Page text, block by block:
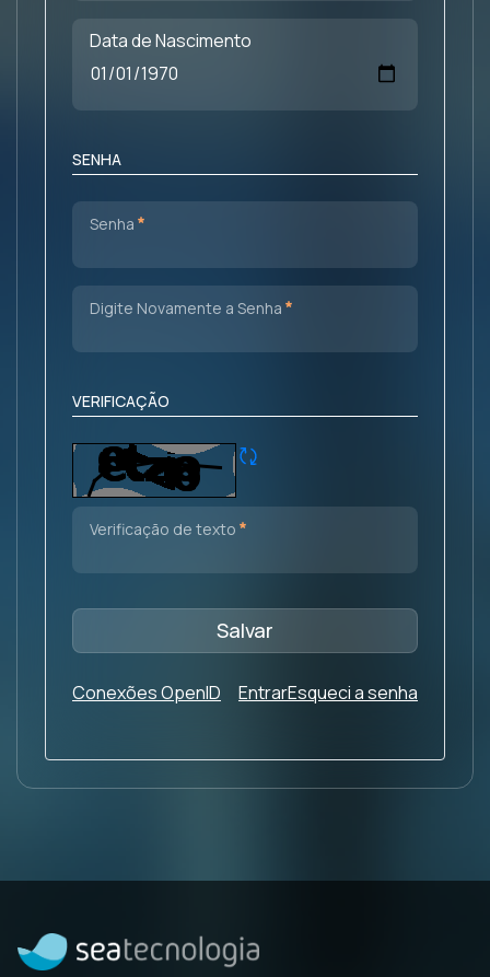
Data de Nascimento
SENHA
Senha Obrigatório
Digite Novamente a Senha Obrigatório
VERIFICAÇÃO
Atualizar CAPTCHA
Verificação de texto Obrigatório
Salvar
Conexões OpenID EntrarEsqueci a senha